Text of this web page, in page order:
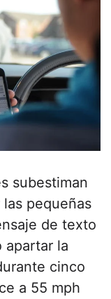
subestiman
pequeñas
de texto
apartar la
cinco
a 55 mph